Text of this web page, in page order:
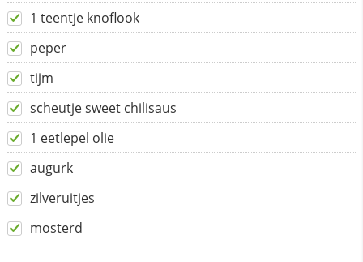
1 teentje knoflook
peper
tijm
scheutje sweet chilisaus
1 eetlepel olie
augurk
zilveruitjes
mosterd